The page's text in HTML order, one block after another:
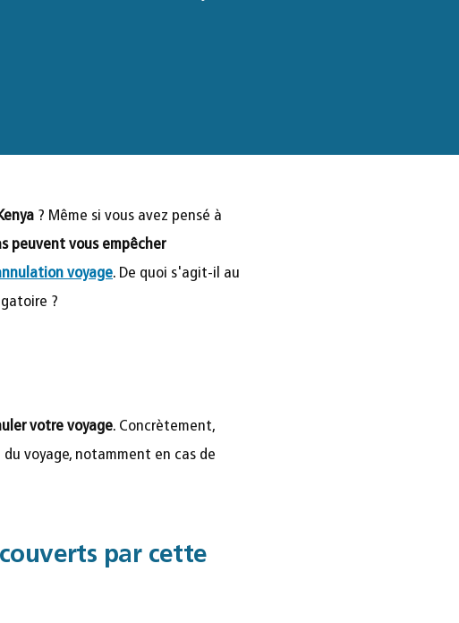
? Même si vous avez pensé à
peuvent vous empêcher
voyage. De quoi s'agit-il au
?
votre voyage. Concrètement,
voyage, notamment en cas de
par cette